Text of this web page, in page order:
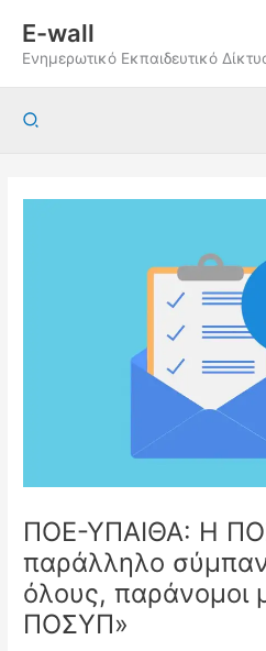
περιεχόμενο
E-wall
Ενημερωτικό Εκπαιδευτικό
Αναζήτηση
ΠΟΕ-ΥΠΑΙΘΑ: Η
παράλληλο
όλους, παράνομοι
ΠΟΣΥΠ»